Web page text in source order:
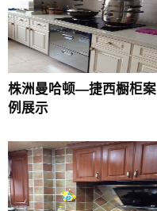
株洲曼哈顿—捷西橱柜案
例展示